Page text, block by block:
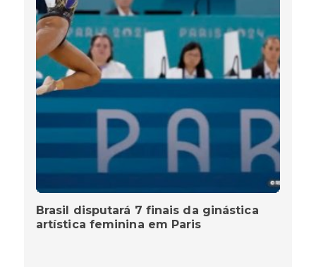
Brasil disputará 7 finais da ginástica
artística feminina em Paris